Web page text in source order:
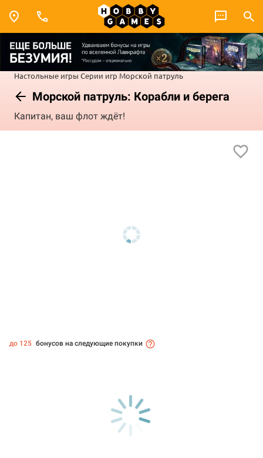
Настольные игры Серии игр Морской патруль
Морской патруль: Корабли и берега
Капитан, ваш флот ждёт!
до 125 бонусов на следующие покупки